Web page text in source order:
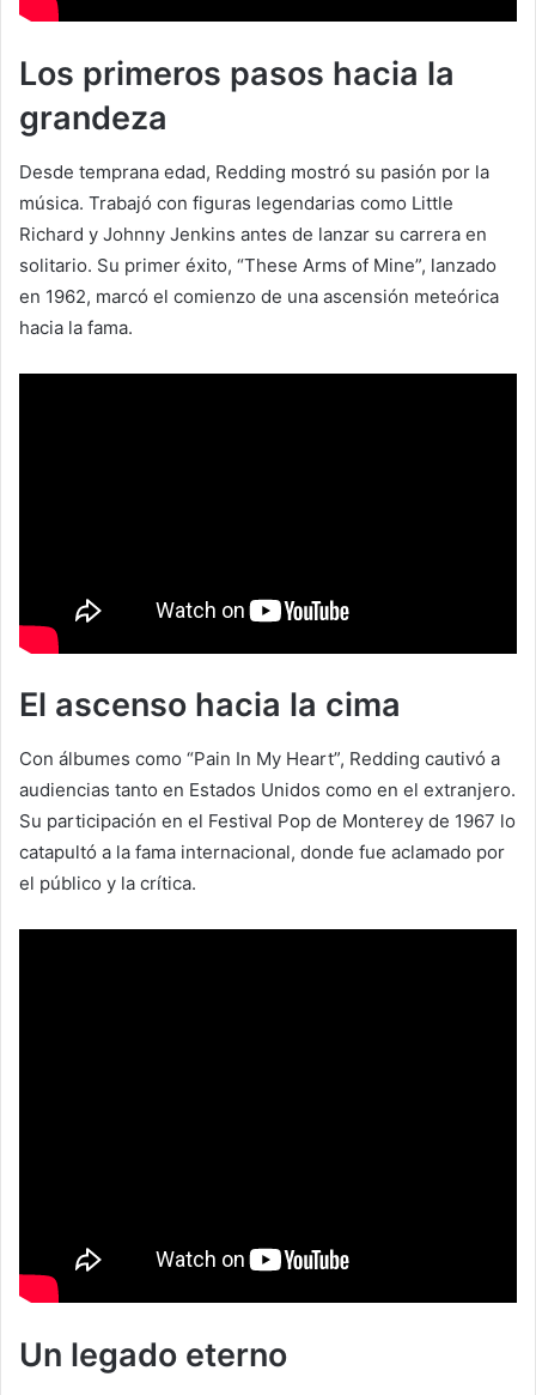
Los primeros pasos hacia la
grandeza
Desde temprana edad, Redding mostró su pasión por la
música. Trabajó con figuras legendarias como Little
Richard y Johnny Jenkins antes de lanzar su carrera en
solitario. Su primer éxito, “These Arms of Mine”, lanzado
en 1962, marcó el comienzo de una ascensión meteórica
hacia la fama.
El ascenso hacia la cima
Con álbumes como “Pain In My Heart”, Redding cautivó a
audiencias tanto en Estados Unidos como en el extranjero.
Su participación en el Festival Pop de Monterey de 1967 lo
catapultó a la fama internacional, donde fue aclamado por
el público y la crítica.
Un legado eterno